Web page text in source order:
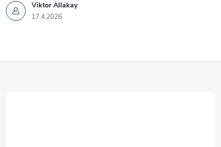
Viktor Allakay
17.4.2026